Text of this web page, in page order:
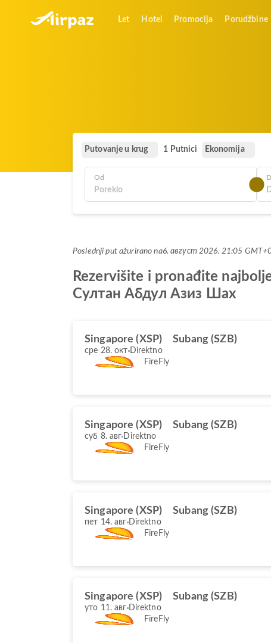
Let Hotel Promocija Porudžbine
Putovanje u krug 1 Putnici Ekonomija
Od
Poslednji put ažurirano na6. август 2026. 21:05
Rezervišite i pronađite
Султан Абдул Азиз Шах
Singapore (XSP) Subang (SZB)
сре 28. окт Direktno
FireFly
Singapore (XSP) Subang (SZB)
суб 8. авг Direktno
FireFly
Singapore (XSP) Subang (SZB)
пет 14. авг Direktno
FireFly
Singapore (XSP) Subang (SZB)
уто 11. авг Direktno
FireFly